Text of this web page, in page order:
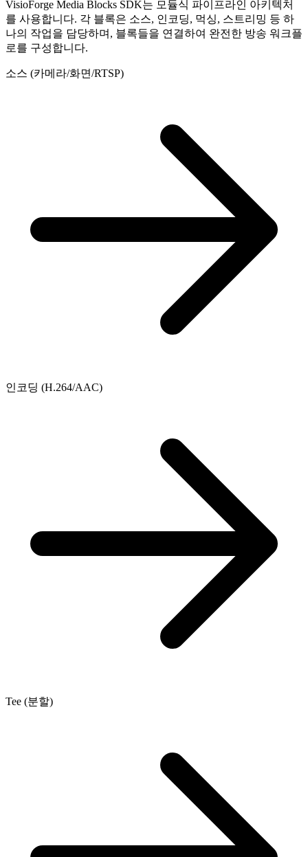
VisioForge Media Blocks SDK는 모듈식 파이프라인 아키텍처
를 사용합니다. 각 블록은 소스, 인코딩, 먹싱, 스트리밍 등 하
나의 작업을 담당하며, 블록들을 연결하여 완전한 방송 워크플
로를 구성합니다.
소스 (카메라/화면/RTSP)
인코딩 (H.264/AAC)
Tee (분할)